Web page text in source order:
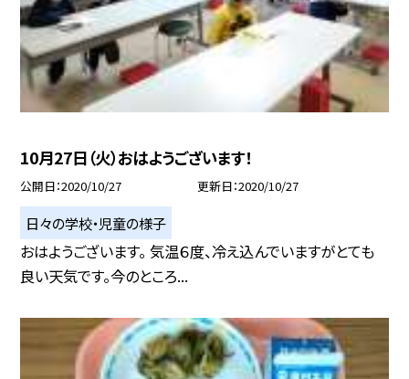
10月27日（火）おはようございます！
公開日 2020/10/27 更新日 2020/10/27
日々の学校・児童の様子
おはようございます。 気温６度、冷え込んでいますがとても
良い天気です。今のところ...